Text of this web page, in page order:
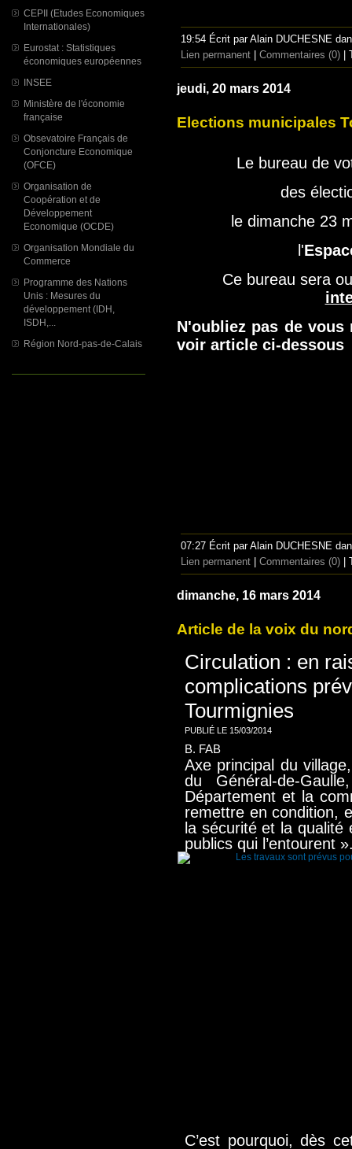
CEPII (Etudes Economiques
Internationales)
Eurostat : Statistiques
économiques européennes
INSEE
Ministère de l'économie
française
Obsevatoire Français de
Conjoncture Economique
(OFCE)
Organisation de
Coopération et de
Développement
Economique (OCDE)
Organisation Mondiale du
Commerce
Programme des Nations
Unis : Mesures du
développement (IDH,
ISDH,...
Région Nord-pas-de-Calais
19:54 Écrit par Alain DUCHESNE
Lien permanent
Commentaires (0) |
jeudi, 20 mars 2014
Elections municipales
Le bureau de
des
le dimanche 23
l'
Ce bureau sera
N'oubliez pas de
voir article ci-dessous
07:27 Écrit par Alain DUCHESNE
Lien permanent
Commentaires (0) |
dimanche, 16 mars 2014
Article de la voix du
Circulation : en
complications
Tourmignies
PUBLIÉ LE 15/03/2014
B. FAB
Axe principal du
du Général-de-
Département et la
remettre en condition,
la sécurité et la qualité
publics qui l’entourent
C’est pourquoi, dès